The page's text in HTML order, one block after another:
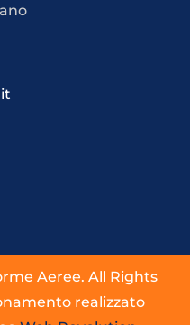
Aeree. All Rights
realizzato